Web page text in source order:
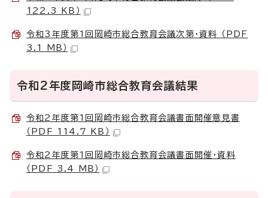
122.3 KB）
令和3年度第1回岡崎市総合教育会議次第・資料 （PDF
3.1 MB）
令和2年度岡崎市総合教育会議結果
令和2年度第1回岡崎市総合教育会議書面開催意見書
（PDF 114.7 KB）
令和2年度第1回岡崎市総合教育会議書面開催・資料
（PDF 3.4 MB）